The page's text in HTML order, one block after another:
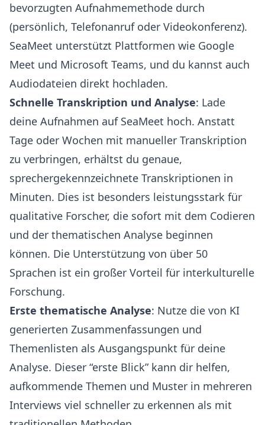
bevorzugten Aufnahmemethode durch
(persönlich, Telefonanruf oder Videokonferenz).
SeaMeet unterstützt Plattformen wie Google
Meet und Microsoft Teams, und du kannst auch
Audiodateien direkt hochladen.
Schnelle Transkription und Analyse: Lade
deine Aufnahmen auf SeaMeet hoch. Anstatt
Tage oder Wochen mit manueller Transkription
zu verbringen, erhältst du genaue,
sprechergekennzeichnete Transkriptionen in
Minuten. Dies ist besonders leistungsstark für
qualitative Forscher, die sofort mit dem Codieren
und der thematischen Analyse beginnen
können. Die Unterstützung von über 50
Sprachen ist ein großer Vorteil für interkulturelle
Forschung.
Erste thematische Analyse: Nutze die von KI
generierten Zusammenfassungen und
Themenlisten als Ausgangspunkt für deine
Analyse. Dieser “erste Blick” kann dir helfen,
aufkommende Themen und Muster in mehreren
Interviews viel schneller zu erkennen als mit